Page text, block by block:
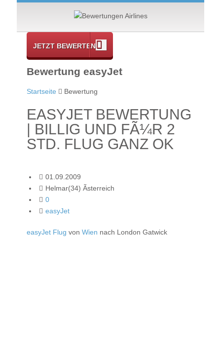
JETZT BEWERTEN
Bewertung easyJet
Startseite Bewertung
EASYJET BEWERTUNG
| BILLIG UND FÃ¼R 2
STD. FLUG GANZ OK
01.09.2009
Helmar(34) Ãsterreich
0
easyJet
easyJet Flug von Wien nach London Gatwick